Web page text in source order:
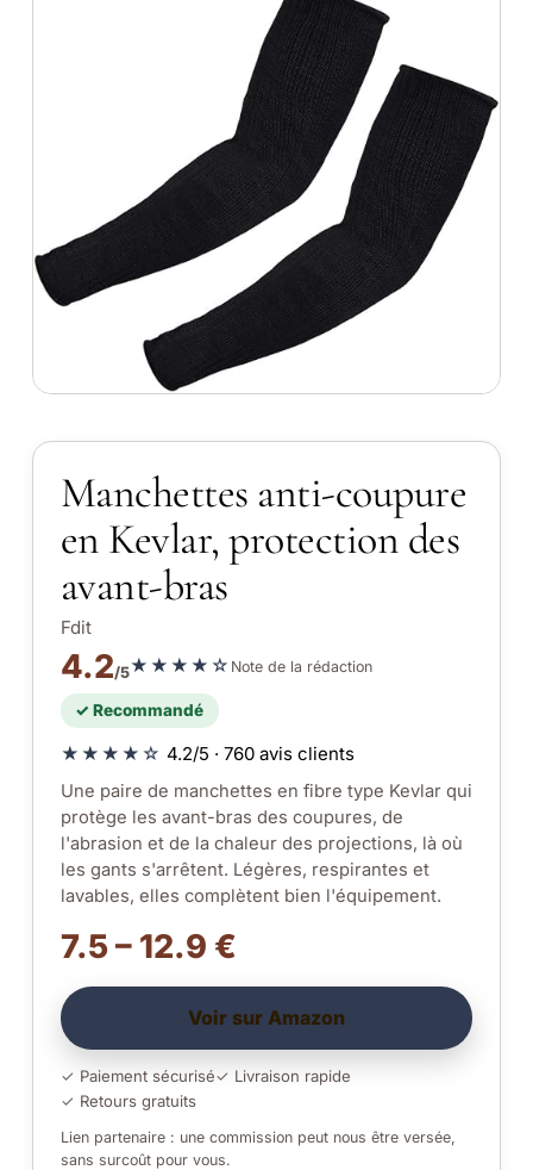
Manchettes anti-coupure
en Kevlar, protection des
avant-bras
Fdit
4.2/5★★★★☆ Note de la rédaction
✓ Recommandé
★★★★☆ 4.2/5 · 760 avis clients
Une paire de manchettes en fibre type Kevlar qui
protège les avant-bras des coupures, de
l'abrasion et de la chaleur des projections, là où
les gants s'arrêtent. Légères, respirantes et
lavables, elles complètent bien l'équipement.
7.5 – 12.9 €
Voir sur Amazon
✓ Paiement sécurisé✓ Livraison rapide
✓ Retours gratuits
Lien partenaire : une commission peut nous être versée,
sans surcoût pour vous.